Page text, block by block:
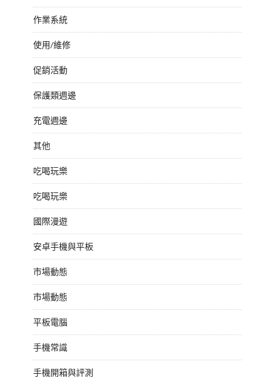
作業系統
使用/維修
促銷活動
保護類週邊
充電週邊
其他
吃喝玩樂
吃喝玩樂
國際漫遊
安卓手機與平板
市場動態
市場動態
平板電腦
手機常識
手機開箱與評測